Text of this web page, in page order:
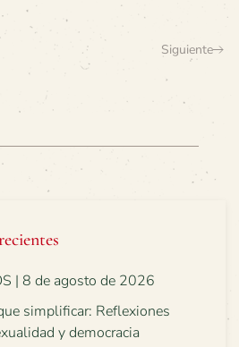
Siguiente
| 8 de agosto de 2026
simplificar: Reflexiones
y democracia